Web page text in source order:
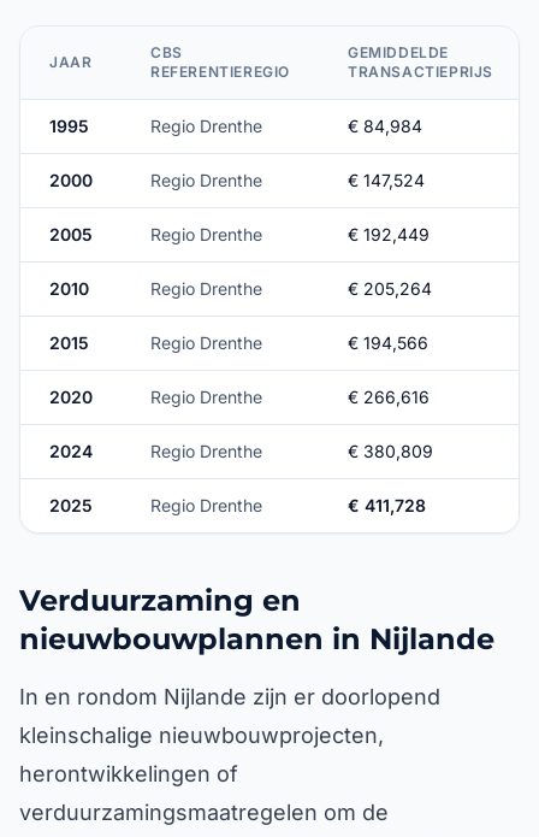
JAAR
CBS
REFERENTIEREGIO
GEMIDDELDE
TRANSACTIEPRIJS
1995 Regio Drenthe € 84,984
2000 Regio Drenthe € 147,524
2005 Regio Drenthe € 192,449
2010 Regio Drenthe € 205,264
2015 Regio Drenthe € 194,566
2020 Regio Drenthe € 266,616
2024 Regio Drenthe € 380,809
2025 Regio Drenthe € 411,728
Verduurzaming en
nieuwbouwplannen in Nijlande
In en rondom Nijlande zijn er doorlopend
kleinschalige nieuwbouwprojecten,
herontwikkelingen of
verduurzamingsmaatregelen om de